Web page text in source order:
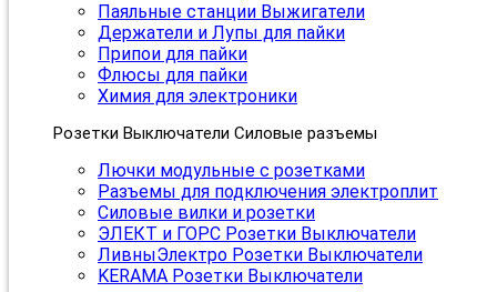
Паяльные станции Выжигатели
Держатели и Лупы для пайки
Припои для пайки
Флюсы для пайки
Химия для электроники
Розетки Выключатели Силовые разъемы
Лючки модульные с розетками
Разъемы для подключения электроплит
Силовые вилки и розетки
ЭЛЕКТ и ГОРС Розетки Выключатели
ЛивныЭлектро Розетки Выключатели
KERAMA Розетки Выключатели